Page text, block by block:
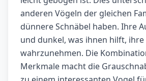
anderen Vögeln der gleichen
dünnere Schnäbel haben. Ihre
und dunkel, was ihnen hilft,
wahrzunehmen. Die
Merkmale macht die